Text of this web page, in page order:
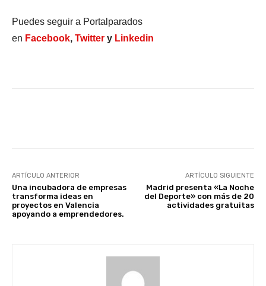
Puedes seguir a Portalparados
en Facebook, Twitter y Linkedin
ARTÍCULO ANTERIOR
Una incubadora de empresas
transforma ideas en
proyectos en Valencia
apoyando a emprendedores.
ARTÍCULO SIGUIENTE
Madrid presenta «La Noche
del Deporte» con más de 20
actividades gratuitas